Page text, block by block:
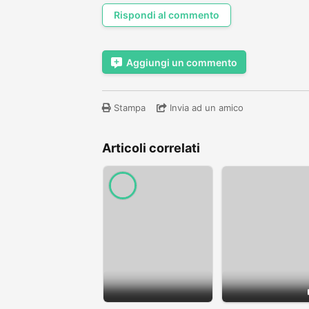
Rispondi al commento
Aggiungi un commento
Stampa Invia ad un amico
Articoli correlati